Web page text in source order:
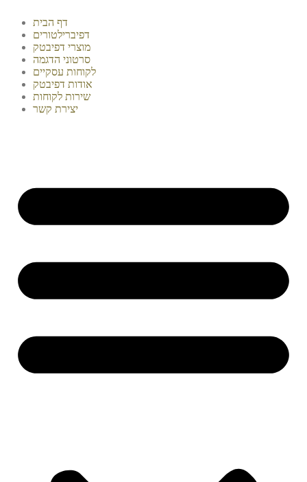
דף הבית
דפיברילטורים
מוצרי דפיבטק
סרטוני הדגמה
לקוחות עסקיים
אודות דפיבטק
שירות לקוחות
יצירת קשר